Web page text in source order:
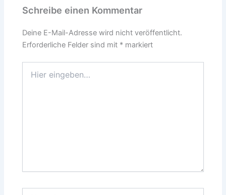
Schreibe einen Kommentar
Deine E-Mail-Adresse wird nicht veröffentlicht.
Erforderliche Felder sind mit * markiert
eingeben…